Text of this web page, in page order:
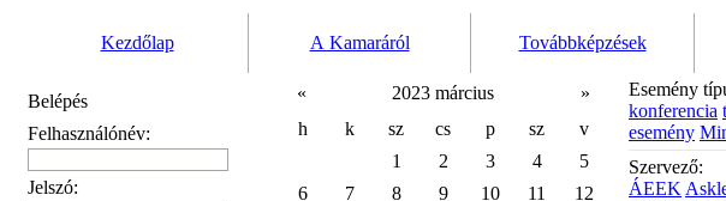
Kezdőlap A Kamaráról Továbbképzések
Belépés
Felhasználónév:
Jelszó:
« 2023 március
»
h
k sz cs p sz
v
1
2 3 4
5
6
7 8 9 10 11
12
Esemény
konferencia
esemény
Szervező:
ÁEEK